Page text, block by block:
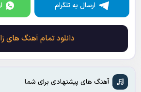
ارسال به تلگرام
دانلود تمام آهنگ های
آهنگ های پیشنهادی برای شما